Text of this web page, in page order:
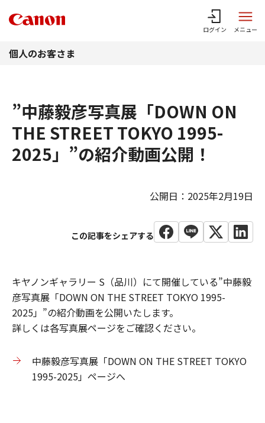
ログイン メニュー
個人のお客さま
”中藤毅彦写真展「DOWN ON
THE STREET TOKYO 1995-
2025」”の紹介動画公開！
公開日：2025年2月19日
キヤノンギャラリー S（品川）にて開催している”中藤毅
彦写真展「DOWN ON THE STREET TOKYO 1995-
2025」”の紹介動画を公開いたします。
詳しくは各写真展ページをご確認ください。
中藤毅彦写真展「DOWN ON THE STREET TOKYO
1995-2025」ページへ